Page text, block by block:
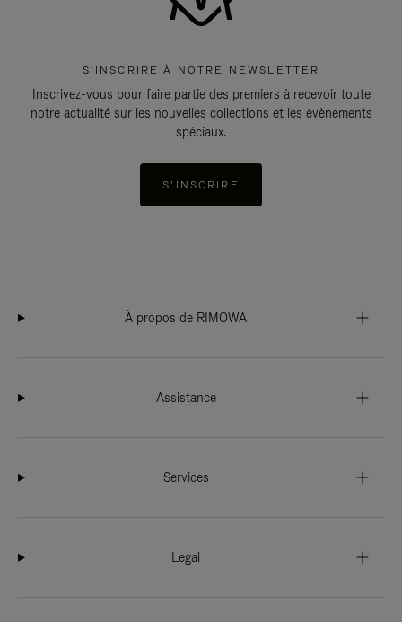
S'INSCRIRE À NOTRE NEWSLETTER
Inscrivez-vous pour faire partie des premiers à recevoir toute
notre actualité sur les nouvelles collections et les évènements
spéciaux.
S'INSCRIRE
À propos de RIMOWA
Assistance
Services
Legal